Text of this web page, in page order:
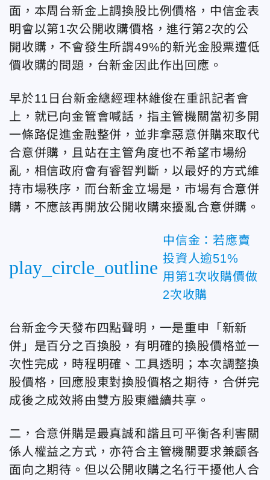
面，本周台新金上調換股比例價格，中信金表
明會以第1次公開收購價格，進行第2次的公
開收購，不會發生所謂49%的新光金股票遭低
價收購的問題，台新金因此作出回應。
早於11日台新金總經理林維俊在重訊記者會
上，就已向金管會喊話，指主管機關當初多開
一條路促進金融整併，並非拿惡意併購來取代
合意併購，且站在主管角度也不希望市場紛
亂，相信政府會有睿智判斷，以最好的方式維
持市場秩序，而台新金立場是，市場有合意併
購，不應該再開放公開收購來擾亂合意併購。
play_circle_outline
中信金：若應賣
投資人逾51%
用第1次收購價做
2次收購
台新金今天發布四點聲明，一是重申「新新
併」是百分之百換股，有明確的換股價格並一
次性完成，時程明確、工具透明；本次調整換
股價格，回應股東對換股價格之期待，合併完
成後之成效將由雙方股東繼續共享。
二，合意併購是最真誠和諧且可平衡各利害關
係人權益之方式，亦符合主管機關要求兼顧各
面向之期待。但以公開收購之名行干擾他人合